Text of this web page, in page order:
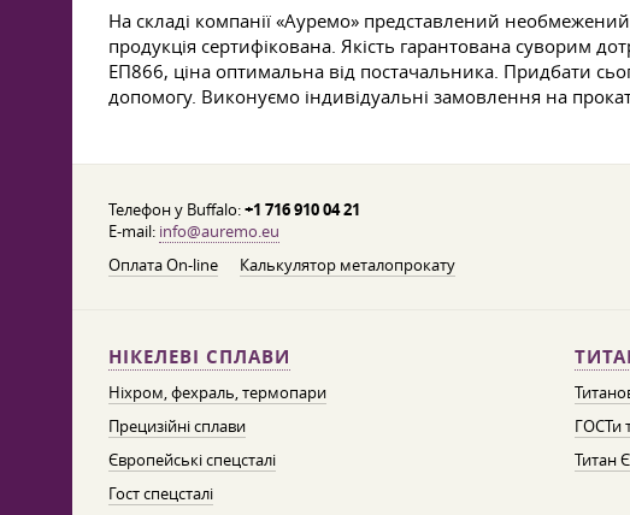
На складі компанії «Ауремо» представлений необмежений
продукція сертифікована. Якість гарантована суворим
ЕП866, ціна оптимальна від постачальника. Придбати
допомогу. Виконуємо індивідуальні замовлення на
Телефон у Buffalo:+1 716 910 04 21
E-mail: info@auremo.eu
Оплата On-line
Калькулятор металопрокату
НІКЕЛЕВІ СПЛАВИ
Ніхром, фехраль, термопари
Прецизійні сплави
Європейські спецсталі
Гост спецсталі
ГОСТи
Титан